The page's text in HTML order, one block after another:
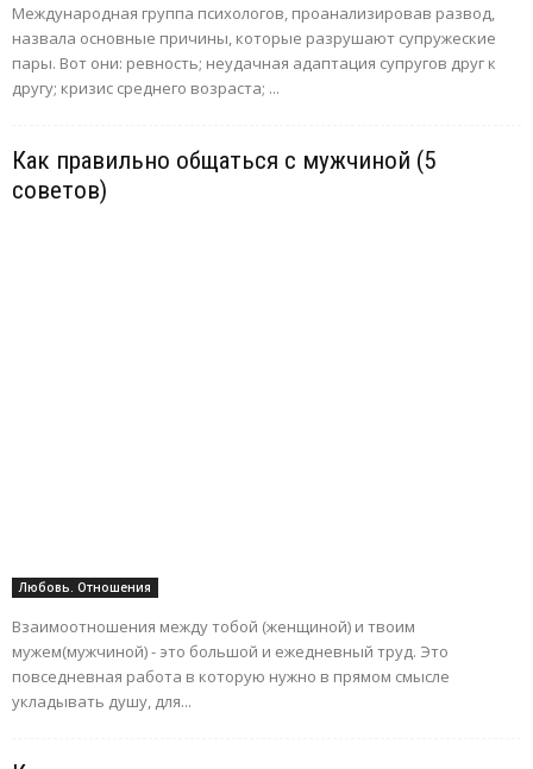
Международная группа психологов, проанализировав развод,
назвала основные причины, которые разрушают супружеские
пары. Вот они: ревность; неудачная адаптация супругов друг к
другу; кризис среднего возраста; ...
Как правильно общаться с мужчиной (5
советов)
Любовь. Отношения
Взаимоотношения между тобой (женщиной) и твоим
мужем(мужчиной) - это большой и ежедневный труд. Это
повседневная работа в которую нужно в прямом смысле
укладывать душу, для...